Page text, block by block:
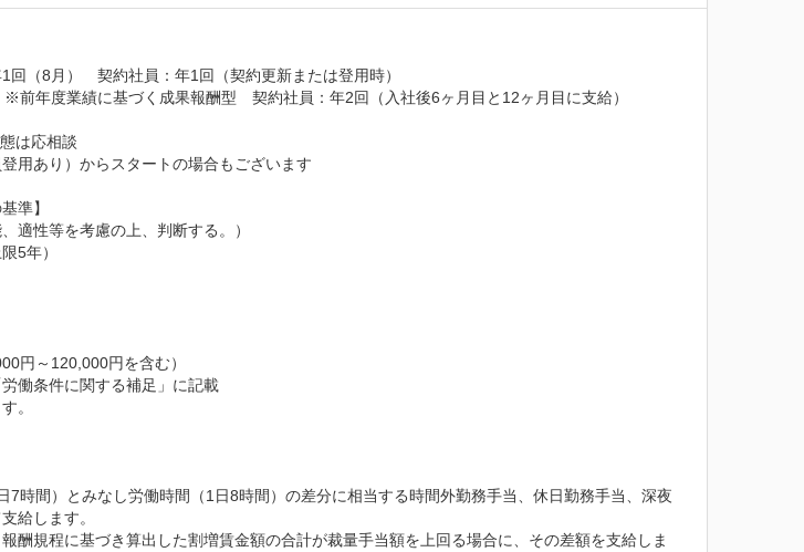
（8月）　契約社員：年1回（契約更新または登用時）
前年度業績に基づく成果報酬型　契約社員：年2回（入社後6ヶ月目と12ヶ月目に支給）
は応相談
用あり）からスタートの場合もございます
準】
適性等を考慮の上、判断する。）
5年）
円～120,000円を含む）
働条件に関する補足」に記載
。
7時間）とみなし労働時間（1日8時間）の差分に相当する時間外勤務手当、休日勤務手当、深夜
給します。
酬規程に基づき算出した割増賃金額の合計が裁量手当額を上回る場合に、その差額を支給しま